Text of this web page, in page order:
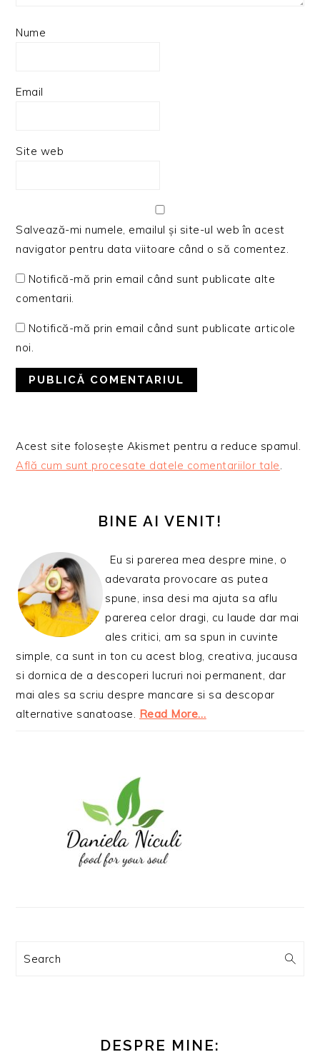
Nume
Email
Site web
Salvează-mi numele, emailul și site-ul web în acest
navigator pentru data viitoare când o să comentez.
Notifică-mă prin email când sunt publicate alte
comentarii.
Notifică-mă prin email când sunt publicate articole
noi.
Acest site folosește Akismet pentru a reduce spamul.
Află cum sunt procesate datele comentariilor tale.
PRINCIPALĂBINE AI VENIT!
Eu si parerea mea despre mine, o
adevarata provocare as putea
spune, insa desi ma ajuta sa aflu
parerea celor dragi, cu laude dar mai
ales critici, am sa spun in cuvinte
simple, ca sunt in ton cu acest blog, creativa, jucausa
si dornica de a descoperi lucruri noi permanent, dar
mai ales sa scriu despre mancare si sa descopar
alternative sanatoase. Read More…
Search
DESPRE MINE: